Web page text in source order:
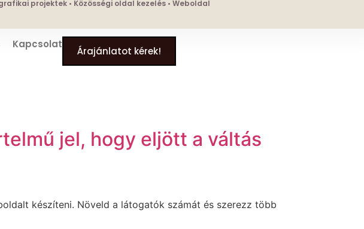
projektek • Közösségi oldal kezelés • Weboldal
Kapcsolat
Árajánlatot kérek!
jel, hogy eljött a váltás
készíteni. Növeld a látogatók számát és szerezz több